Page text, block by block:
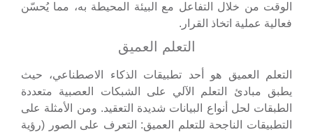
الوقت من خلال التفاعل مع البيئة المحيطة به، مما يُحسّن
فعالية عملية اتخاذ القرار.
التعلم العميق
التعلم العميق هو أحد تطبيقات الذكاء الاصطناعي، حيث
يطبق مبادئ التعلم الآلي على الشبكات العصبية متعددة
الطبقات لحل أنواع البيانات شديدة التعقيد. ومن الأمثلة على
التطبيقات الناجحة للتعلم العميق: التعرف على الصور (رؤية